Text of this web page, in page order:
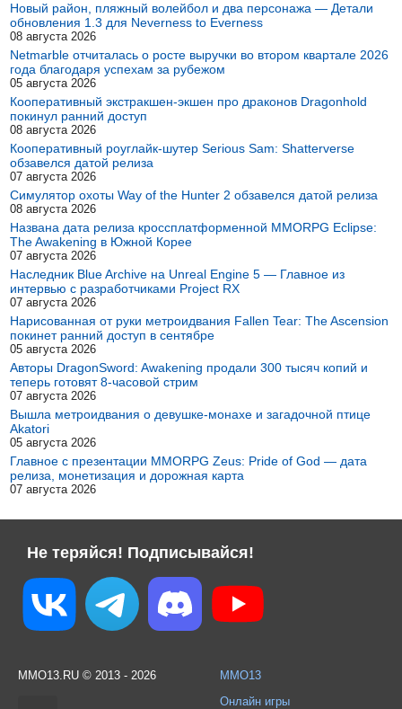
Новый район, пляжный волейбол и два персонажа — Детали
обновления 1.3 для Neverness to Everness
08 августа 2026
Netmarble отчиталась о росте выручки во втором квартале 2026
года благодаря успехам за рубежом
05 августа 2026
Кооперативный экстракшен-экшен про драконов Dragonhold
покинул ранний доступ
08 августа 2026
Кооперативный роуглайк-шутер Serious Sam: Shatterverse
обзавелся датой релиза
07 августа 2026
Симулятор охоты Way of the Hunter 2 обзавелся датой релиза
08 августа 2026
Названа дата релиза кроссплатформенной MMORPG Eclipse:
The Awakening в Южной Корее
07 августа 2026
Наследник Blue Archive на Unreal Engine 5 — Главное из
интервью с разработчиками Project RX
07 августа 2026
Нарисованная от руки метроидвания Fallen Tear: The Ascension
покинет ранний доступ в сентябре
05 августа 2026
Авторы DragonSword: Awakening продали 300 тысяч копий и
теперь готовят 8-часовой стрим
07 августа 2026
Вышла метроидвания о девушке-монахе и загадочной птице
Akatori
05 августа 2026
Главное с презентации MMORPG Zeus: Pride of God — дата
релиза, монетизация и дорожная карта
07 августа 2026
Не теряйся! Подписывайся!
MMO13.RU © 2013 - 2026
MMO13
Онлайн игры